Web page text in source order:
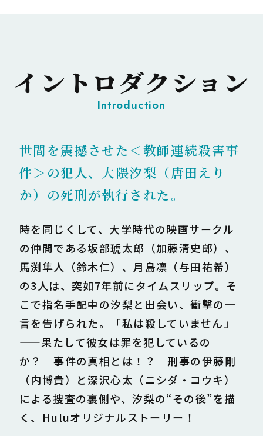
イントロダクション
Introduction
世間を震撼させた＜教師連続殺害事
件＞の犯人、大隈汐梨（唐田えり
か）の死刑が執行された。
時を同じくして、大学時代の映画サークル
の仲間である坂部琥太郎（加藤清史郎）、
馬渕隼人（鈴木仁）、月島凛（与田祐希）
の3人は、突如7年前にタイムスリップ。そ
こで指名手配中の汐梨と出会い、衝撃の一
言を告げられた。「私は殺していません」
——果たして彼女は罪を犯しているの
か？ 事件の真相とは！？ 刑事の伊藤剛
（内博貴）と深沢心太（ニシダ・コウキ）
による捜査の裏側や、汐梨の“その後”を描
く、Huluオリジナルストーリー！